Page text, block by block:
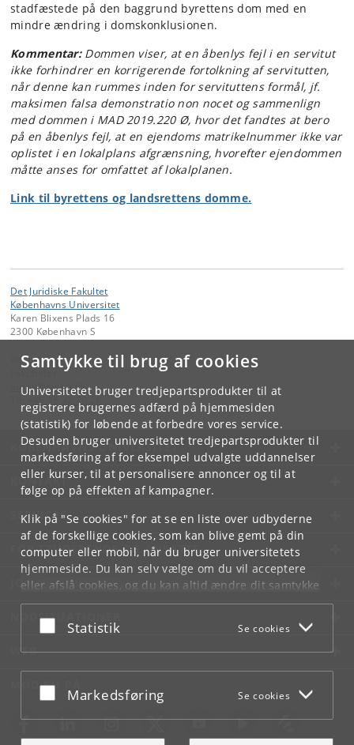
Samtykke til brug af cookies
Universitetet bruger tredjepartsprodukter til at
registrere brugernes adfærd på hjemmesiden
(statistik) for løbende at forbedre vores service.
Desuden bruger universitetet tredjepartsprodukter til
markedsføring af for eksempel udvalgte uddannelser
eller kurser, til at personalisere annoncer og til at
følge op på effekten af kampagner.
Klik på "Se cookies" for at se en liste over udbyderne
af de forskellige cookies, som kan blive gemt på din
computer eller mobil, når du bruger universitetets
hjemmeside. Du kan selv vælge om du vil acceptere
eller afslå cookies, og du kan altid ændre dit samtykke
underCookie- og privatlivspolitiksom du finder i
bunden af hver side.
Acceptér eller afslå
Statistik Se cookies
Acceptér eller afslå
Markedsføring Se cookies
stadfæstede på den baggrund byrettens dom med en
mindre ændring i domskonklusionen.
Kommentar:Dommen viser, at en åbenlys fejl i en servitut
ikke forhindrer en korrigerende fortolkning af servitutten,
når denne kan rummes inden for servituttens formål, jf.
maksimen falsa demonstratio non nocet og sammenlign
med dommen i MAD 2019.220 Ø, hvor det fandtes at bero
på en åbenlys fejl, at en ejendoms matrikelnummer ikke var
oplistet i en lokalplans afgrænsning, hvorefter ejendommen
måtte anses for omfattet af lokalplanen.
Link til byrettens og landsrettens domme.
Det Juridiske Fakultet
Københavns Universitet
Karen Blixens Plads 16
2300 København S
Kontakt:
jurfak @jur.ku.dk
KØBENHAVNS UNIVERSITET
KONTAKT
SERVICES
FOR STUDERENDE OG ANSATTE
JOB OG KARRIERE
NØDSITUATIONER
WEB
MØD KU PÅ